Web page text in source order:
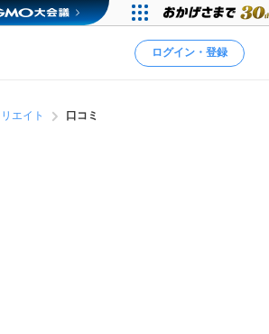
ログイン・登録
エイト 口コミ